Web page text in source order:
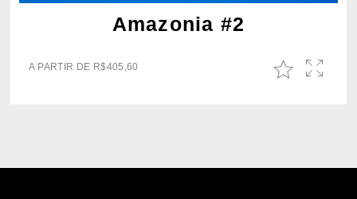
Amazonia #2
A PARTIR DE R$405,60